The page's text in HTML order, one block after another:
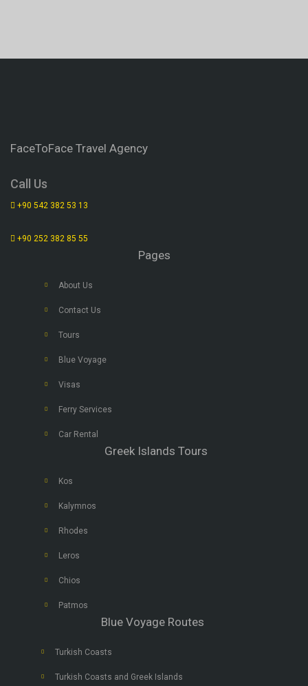
FaceToFace Travel Agency
Call Us
+90 542 382 53 13
+90 252 382 85 55
Pages
About Us
Contact Us
Tours
Blue Voyage
Visas
Ferry Services
Car Rental
Greek Islands Tours
Kos
Kalymnos
Rhodes
Leros
Chios
Patmos
Blue Voyage Routes
Turkish Coasts
Turkish Coasts and Greek Islands